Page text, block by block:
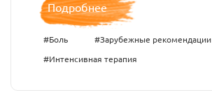
Подробнее
#Боль #Зарубежные рекомендации
#Интенсивная терапия